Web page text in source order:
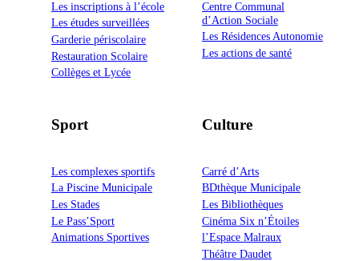
Les inscriptions à l’école
Les études surveillées
Garderie périscolaire
Restauration Scolaire
Collèges et Lycée
Centre Communal
d’Action Sociale
Les Résidences Autonomie
Les actions de santé
Sport
Les complexes sportifs
La Piscine Municipale
Les Stades
Le Pass’Sport
Animations Sportives
Culture
Carré d’Arts
BDthèque Municipale
Les Bibliothèques
Cinéma Six n’Étoiles
l’Espace Malraux
Théâtre Daudet